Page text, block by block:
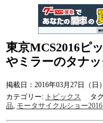
東京MCS2016ピ
やミラーのタナ
掲載日：2016年03月27日（日）
カテゴリー: トピックス タ
品, モータサイクルショー2016